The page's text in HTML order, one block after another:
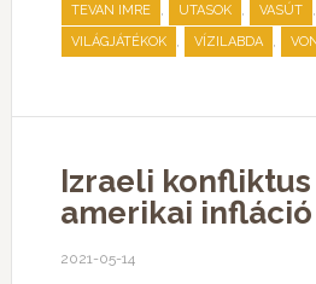
TEVAN IMRE , UTASOK , VASÚT ,
VILÁGJÁTÉKOK , VÍZILABDA ,
Izraeli konfliktus
amerikai
2021-05-14